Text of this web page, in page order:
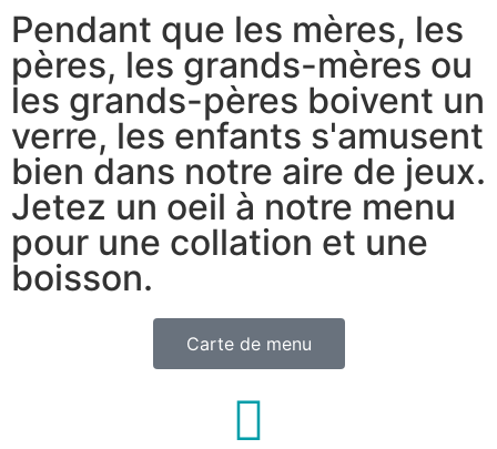
Pendant que les mères, les
pères, les grands-mères ou
les grands-pères boivent un
verre, les enfants s'amusent
bien dans notre aire de jeux.
Jetez un oeil à notre menu
pour une collation et une
boisson.
Carte de menu